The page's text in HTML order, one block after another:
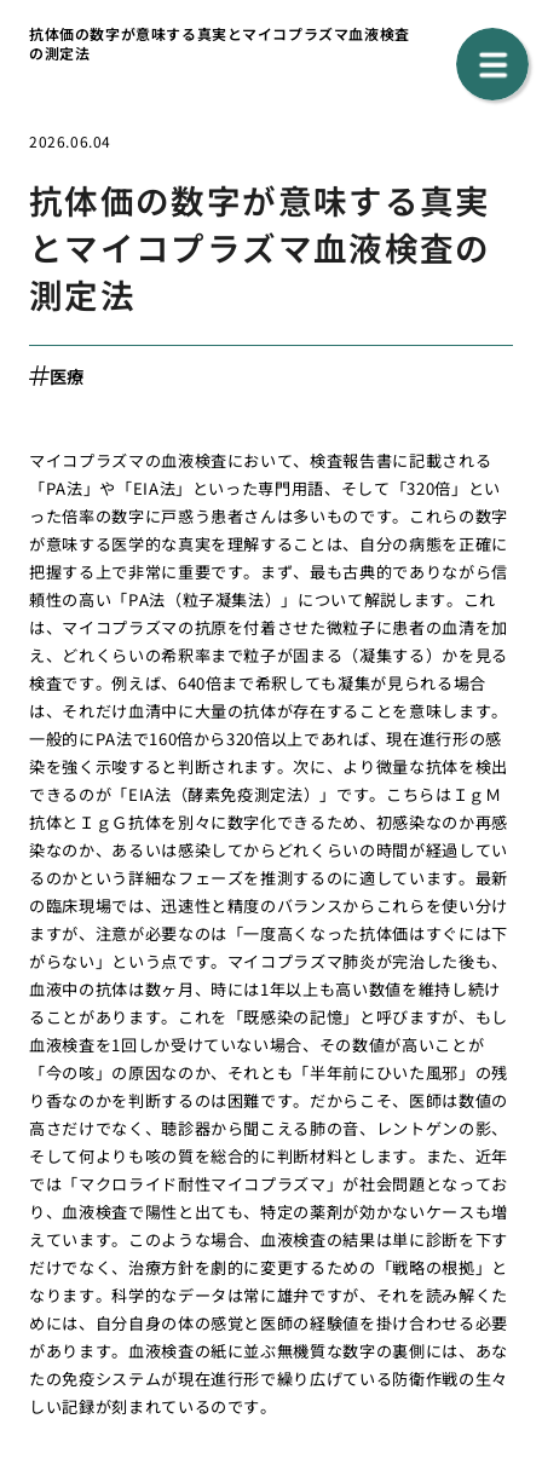
抗体価の数字が意味する真実とマイコプラズマ血液検査
の測定法
2026.06.04
抗体価の数字が意味する真実
とマイコプラズマ血液検査の
測定法
医療
マイコプラズマの血液検査において、検査報告書に記載される
「PA法」や「EIA法」といった専門用語、そして「320倍」とい
った倍率の数字に戸惑う患者さんは多いものです。これらの数字
が意味する医学的な真実を理解することは、自分の病態を正確に
把握する上で非常に重要です。まず、最も古典的でありながら信
頼性の高い「PA法（粒子凝集法）」について解説します。これ
は、マイコプラズマの抗原を付着させた微粒子に患者の血清を加
え、どれくらいの希釈率まで粒子が固まる（凝集する）かを見る
検査です。例えば、640倍まで希釈しても凝集が見られる場合
は、それだけ血清中に大量の抗体が存在することを意味します。
一般的にPA法で160倍から320倍以上であれば、現在進行形の感
染を強く示唆すると判断されます。次に、より微量な抗体を検出
できるのが「EIA法（酵素免疫測定法）」です。こちらはＩｇＭ
抗体とＩｇＧ抗体を別々に数字化できるため、初感染なのか再感
染なのか、あるいは感染してからどれくらいの時間が経過してい
るのかという詳細なフェーズを推測するのに適しています。最新
の臨床現場では、迅速性と精度のバランスからこれらを使い分け
ますが、注意が必要なのは「一度高くなった抗体価はすぐには下
がらない」という点です。マイコプラズマ肺炎が完治した後も、
血液中の抗体は数ヶ月、時には1年以上も高い数値を維持し続け
ることがあります。これを「既感染の記憶」と呼びますが、もし
血液検査を1回しか受けていない場合、その数値が高いことが
「今の咳」の原因なのか、それとも「半年前にひいた風邪」の残
り香なのかを判断するのは困難です。だからこそ、医師は数値の
高さだけでなく、聴診器から聞こえる肺の音、レントゲンの影、
そして何よりも咳の質を総合的に判断材料とします。また、近年
では「マクロライド耐性マイコプラズマ」が社会問題となってお
り、血液検査で陽性と出ても、特定の薬剤が効かないケースも増
えています。このような場合、血液検査の結果は単に診断を下す
だけでなく、治療方針を劇的に変更するための「戦略の根拠」と
なります。科学的なデータは常に雄弁ですが、それを読み解くた
めには、自分自身の体の感覚と医師の経験値を掛け合わせる必要
があります。血液検査の紙に並ぶ無機質な数字の裏側には、あな
たの免疫システムが現在進行形で繰り広げている防衛作戦の生々
しい記録が刻まれているのです。